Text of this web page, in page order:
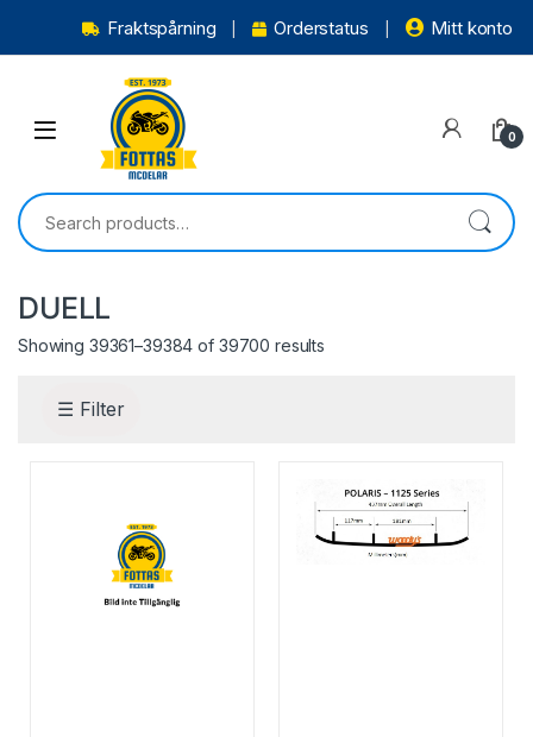
Fraktspårning Orderstatus Mitt konto
0
DUELL
Showing 39361–39384 of 39700 results
☰ Filter